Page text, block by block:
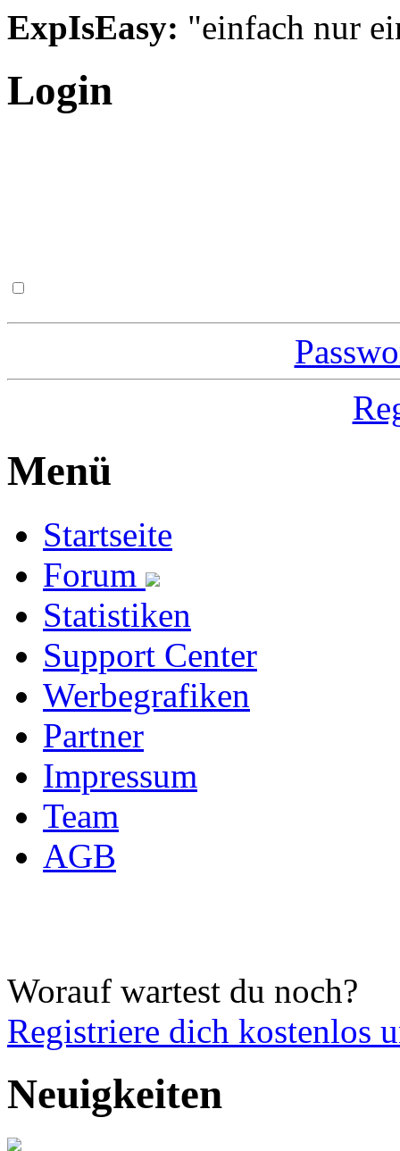
ExpIsEasy: "einfach nur
Login
Menü
Startseite
Forum
Statistiken
Support Center
Werbegrafiken
Partner
Impressum
Team
AGB
Worauf wartest du noch?
Registriere dich kostenlos
Neuigkeiten